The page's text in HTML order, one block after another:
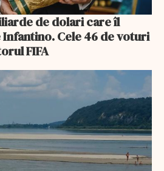
de dolari care îl
Cele 46 de voturi
FIFA